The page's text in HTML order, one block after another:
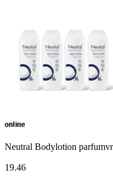
online
Neutral Bodylotion
19.46